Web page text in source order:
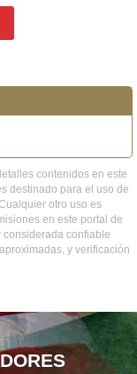
contenidos en este
destinado para el uso de
otro uso es
en este portal de
considerada confiable
y verificación